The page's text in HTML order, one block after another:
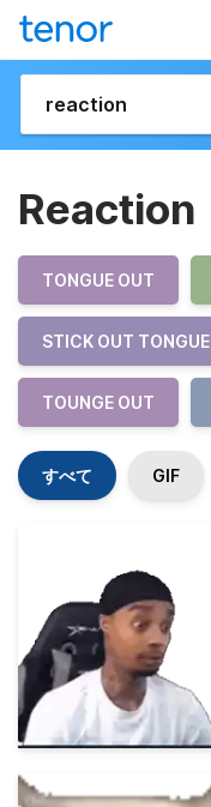
Reaction
TONGUE OUT
STICK OUT TONGUE
TOUNGE OUT
すべて GIF